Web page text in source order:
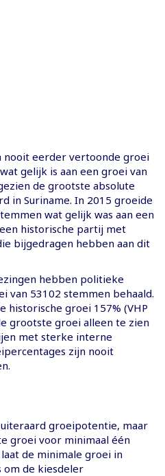
nooit eerder vertoonde groei
gelijk is aan een groei van
de grootste absolute
in Suriname. In 2015 groeide
wat gelijk was aan een
historische partij met
bijgedragen hebben aan dit
hebben politieke
van 53102 stemmen behaald.
historische groei 157% (VHP
grootste groei alleen te zien
met sterke interne
zijn nooit
groeipotentie, maar
groei voor minimaal één
de minimale groei in
om de kiesdeler